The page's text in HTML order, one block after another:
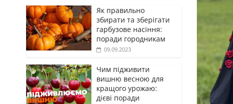
Як правильно
збирати та зберігати
гарбузове насіння:
поради городникам
09.09.2023
Чим підживити
вишню весною для
кращого урожаю:
дієві поради